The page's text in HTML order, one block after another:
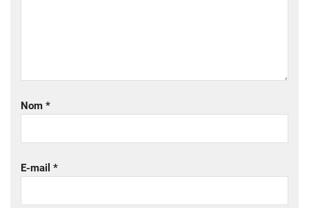
Nom *
E-mail *